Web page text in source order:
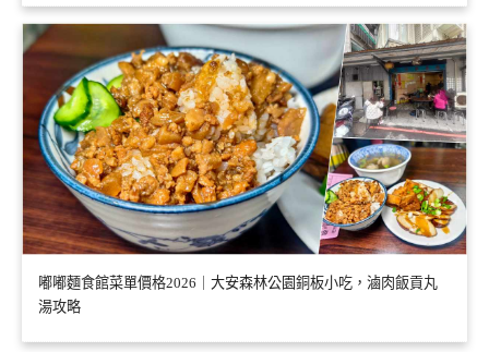
嘟嘟麵食館菜單價格2026｜大安森林公園銅板小吃，滷肉飯貢丸
湯攻略